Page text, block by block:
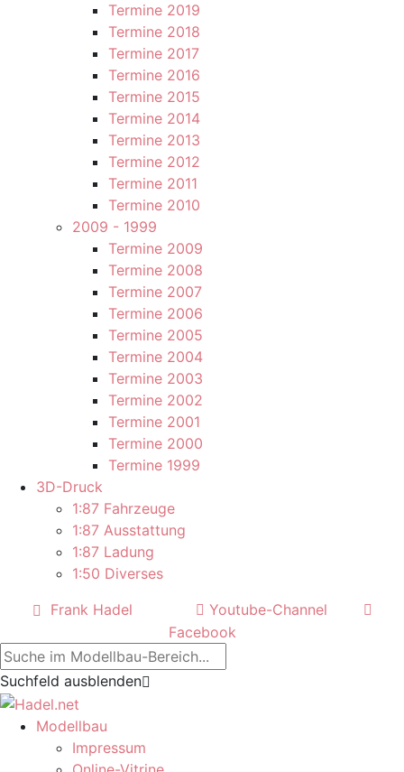
Termine 2019
Termine 2018
Termine 2017
Termine 2016
Termine 2015
Termine 2014
Termine 2013
Termine 2012
Termine 2011
Termine 2010
2009 - 1999
Termine 2009
Termine 2008
Termine 2007
Termine 2006
Termine 2005
Termine 2004
Termine 2003
Termine 2002
Termine 2001
Termine 2000
Termine 1999
3D-Druck
1:87 Fahrzeuge
1:87 Ausstattung
1:87 Ladung
1:50 Diverses
Frank Hadel
Youtube-Channel
Facebook
Suchfeld ausblenden
Modellbau
Impressum